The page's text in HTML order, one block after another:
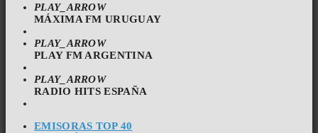
PLAY_ARROW
MÁXIMA FM URUGUAY
PLAY_ARROW
PLAY FM ARGENTINA
PLAY_ARROW
RADIO HITS ESPAÑA
EMISORAS TOP 40